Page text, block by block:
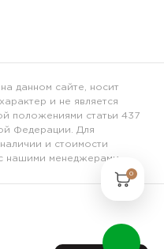
данном сайте, носит
и не является
положениями статьи 437
Федерации. Для
и стоимости
нашими менеджерами.
0